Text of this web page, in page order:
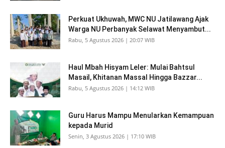
Perkuat Ukhuwah, MWC NU Jatilawang Ajak
Warga NU Perbanyak Selawat Menyambut...
Rabu, 5 Agustus 2026 | 20:07 WIB
Haul Mbah Hisyam Leler: Mulai Bahtsul
Masail, Khitanan Massal Hingga Bazzar...
Rabu, 5 Agustus 2026 | 14:12 WIB
Guru Harus Mampu Menularkan Kemampuan
kepada Murid
Senin, 3 Agustus 2026 | 17:10 WIB